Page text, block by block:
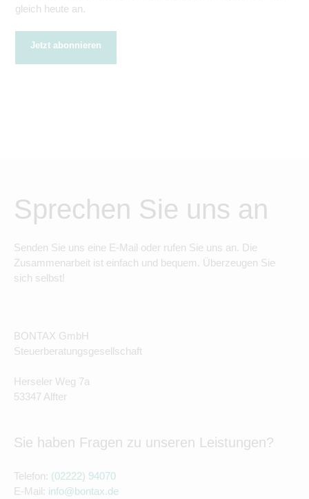
gleich heute an.
Jetzt abonnieren
Sprechen Sie uns an
Senden Sie uns eine E-Mail oder rufen Sie uns an. Die
Zusammenarbeit ist einfach und bequem. Überzeugen Sie
sich selbst!
BONTAX GmbH
Steuerberatungsgesellschaft
Herseler Weg 7a
53347 Alfter
Sie haben Fragen zu unseren Leistungen?
Telefon: (02222) 94070
E-Mail: info@bontax.de